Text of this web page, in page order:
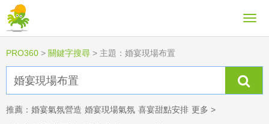
PRO360 > 關鍵字搜尋 > 主題：婚宴現場布置
推薦： 婚宴氣氛營造 婚宴現場氣氛 喜宴甜點安排 更多 >